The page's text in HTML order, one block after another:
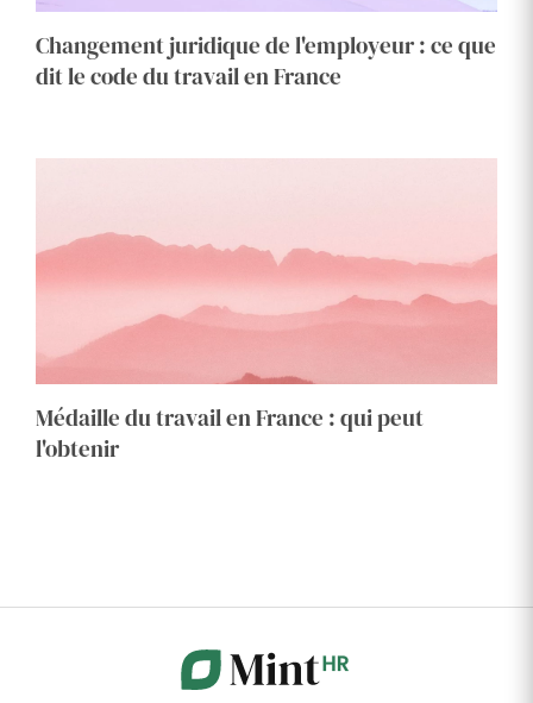
Changement juridique de l'employeur : ce que
dit le code du travail en France
Médaille du travail en France : qui peut
l'obtenir